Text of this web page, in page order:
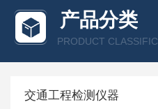
产品分类
PRODUCT
交通工程检测仪器